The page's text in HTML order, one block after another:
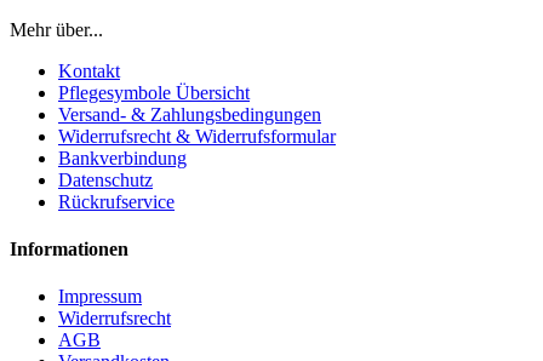
Mehr über...
Kontakt
Pflegesymbole Übersicht
Versand- & Zahlungsbedingungen
Widerrufsrecht & Widerrufsformular
Bankverbindung
Datenschutz
Rückrufservice
Informationen
Impressum
Widerrufsrecht
AGB